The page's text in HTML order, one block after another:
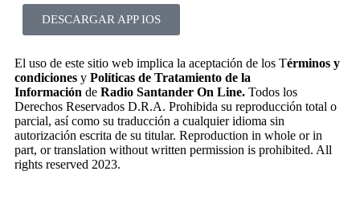
DESCARGAR APP IOS
El uso de este sitio web implica la aceptación de los Términos y
condiciones y Políticas de Tratamiento de la
Información de Radio Santander On Line. Todos los
Derechos Reservados D.R.A. Prohibida su reproducción total o
parcial, así como su traducción a cualquier idioma sin
autorización escrita de su titular. Reproduction in whole or in
part, or translation without written permission is prohibited. All
rights reserved 2023.